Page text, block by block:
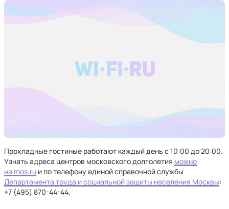
Прохладные гостиные работают каждый день с 10:00 до 20:00.
Узнать адреса центров московского долголетия можно
на mos.ru и по телефону единой справочной службы
Департамента труда и социальной защиты населения Москвы:
+7 (495) 870-44-44.